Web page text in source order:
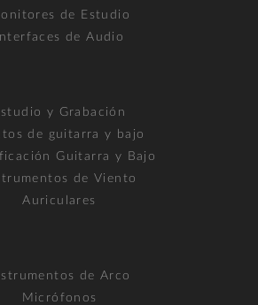
de Estudio
Interfaces de Audio
y Grabación
de guitarra y bajo
Guitarra y Bajo
de Viento
Auriculares
de Arco
Micrófonos